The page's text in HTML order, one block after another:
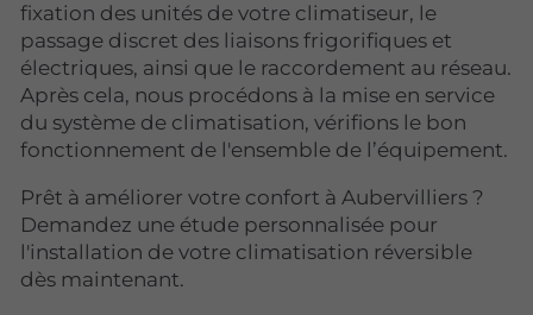
fixation des unités de votre climatiseur, le
passage discret des liaisons frigorifiques et
électriques, ainsi que le raccordement au réseau.
Après cela, nous procédons à la mise en service
du système de climatisation, vérifions le bon
fonctionnement de l'ensemble de l’équipement.
Prêt à améliorer votre confort à Aubervilliers ?
Demandez une étude personnalisée pour
l'installation de votre climatisation réversible
dès maintenant.